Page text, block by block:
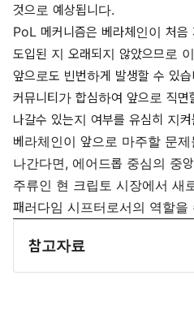
것으로 예상됩니다.
PoL 메커니즘은 베라체인이 처
도입된 지 오래되지 않았으므로
앞으로도 빈번하게 발생할 수 있
커뮤니티가 합심하여 앞으로 직면
나갈수 있는지 여부를 유심히 지
베라체인이 앞으로 마주할 문
나간다면, 에어드롭 중심의 중
주류인 현 크립토 시장에서 새
패러다임 시프터로서의 역할
참고자료
Berachain Docs